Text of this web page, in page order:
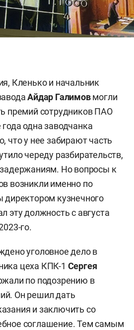
Кленько и начальник
Айдар Галимовмогли
премий сотрудников ПАО
одна заводчанка
что у нее забирают часть
череду разбирательств,
Но вопросы к
возникли именно по
директором кузнечного
эту должность с августа
го.
уголовное дело в
цеха КПК-1 Сергея
по подозрению в
Он решил дать
и заключить со
соглашение. Тем самым